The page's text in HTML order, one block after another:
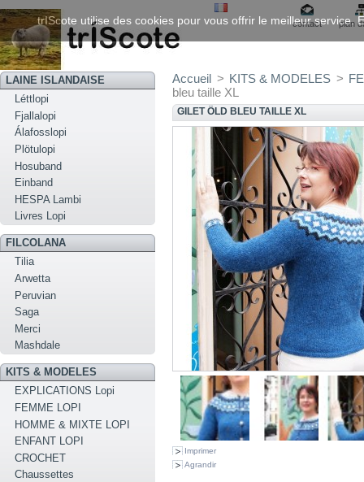
contact plan
LAINE ISLANDAISE
Léttlopi
Fjallalopi
Álafosslopi
Plötulopi
Hosuband
Einband
HESPA Lambi
Livres Lopi
FILCOLANA
Tilia
Arwetta
Peruvian
Saga
Merci
Mashdale
KITS & MODELES
EXPLICATIONS Lopi
FEMME LOPI
HOMME & MIXTE LOPI
ENFANT LOPI
CROCHET
Chaussettes
Accueil > KITS & MODELES >
bleu taille XL
GILET ÖLD BLEU TAILLE XL
Imprimer
Agrandir
trIScote utilise des cookies pour vous offrir le meilleur